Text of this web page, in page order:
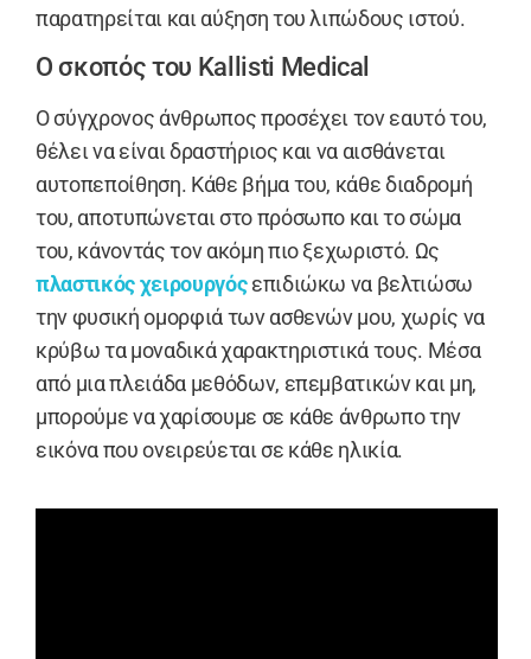
παρατηρείται και αύξηση του λιπώδους ιστού.
Ο σκοπός του Kallisti Medical
Ο σύγχρονος άνθρωπος προσέχει τον εαυτό του,
θέλει να είναι δραστήριος και να αισθάνεται
αυτοπεποίθηση. Κάθε βήμα του, κάθε διαδρομή
του, αποτυπώνεται στο πρόσωπο και το σώμα
του, κάνοντάς τον ακόμη πιο ξεχωριστό. Ως
πλαστικός χειρουργόςεπιδιώκω να βελτιώσω
την φυσική ομορφιά των ασθενών μου, χωρίς να
κρύβω τα μοναδικά χαρακτηριστικά τους. Μέσα
από μια πλειάδα μεθόδων, επεμβατικών και μη,
μπορούμε να χαρίσουμε σε κάθε άνθρωπο την
εικόνα που ονειρεύεται σε κάθε ηλικία.